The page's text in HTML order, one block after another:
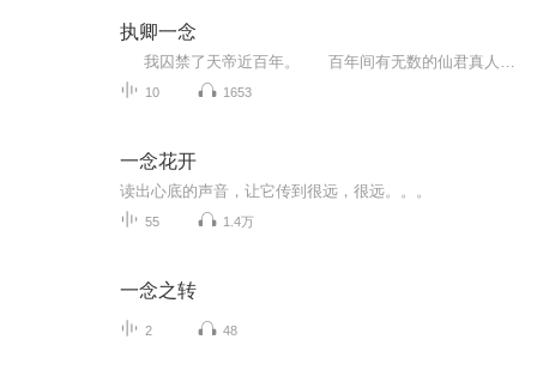
执卿一念
10 1653
一念花开
读出心底的声音，让它传到很远，很远。。。
55 1.4万
一念之转
2 48